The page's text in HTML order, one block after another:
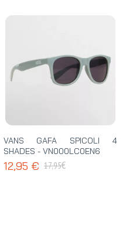
VANS GAFA SPICOLI 4
SHADES - VN000LC0EN6
12,95 € 17,95€